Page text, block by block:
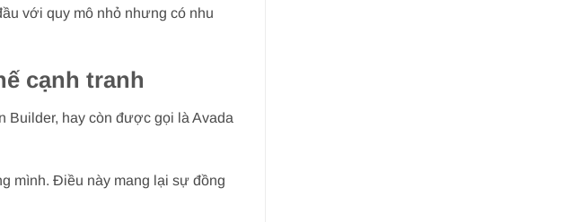
với quy mô nhỏ nhưng có nhu
cạnh tranh
Builder, hay còn được gọi là Avada
mình. Điều này mang lại sự đồng